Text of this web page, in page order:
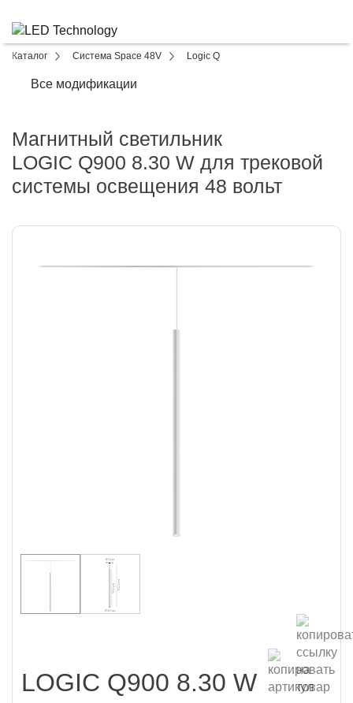
Каталог Система Space 48V Logic Q
Все модификации
Магнитный светильник
LOGIC Q900 8.30 W для трековой
системы освещения 48 вольт
LOGIC Q900 8.30 W